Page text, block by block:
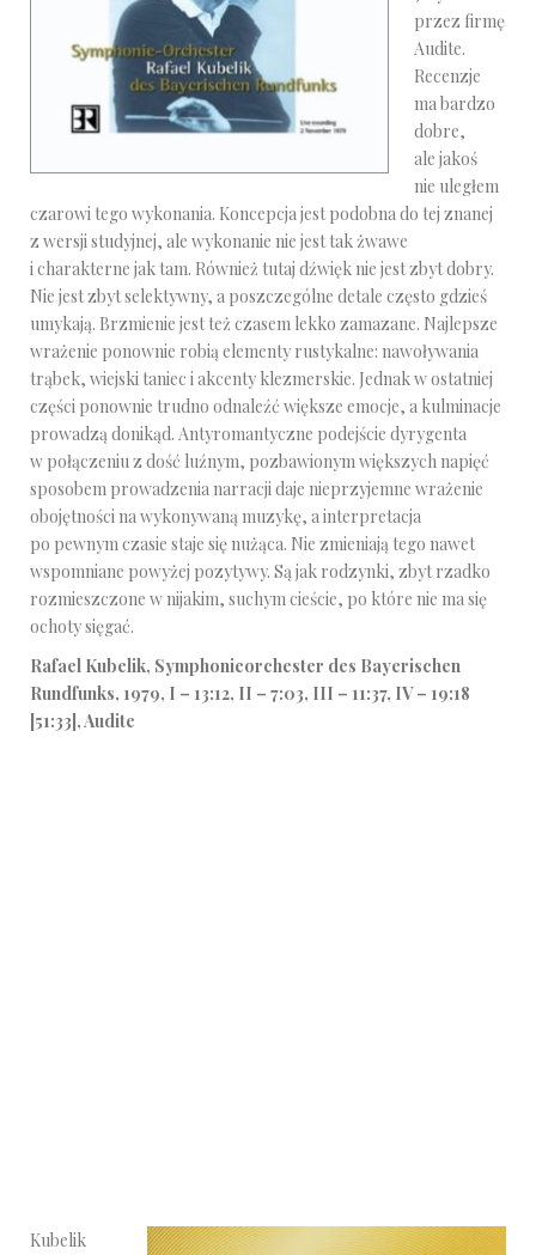
przez firmę
Audite.
Recenzje
ma bardzo
dobre,
ale jakoś
nie uległem
czarowi tego wykonania. Koncepcja jest podobna do tej znanej
z wersji studyjnej, ale wykonanie nie jest tak żwawe
i charakterne jak tam. Również tutaj dźwięk nie jest zbyt dobry.
Nie jest zbyt selektywny, a poszczególne detale często gdzieś
umykają. Brzmienie jest też czasem lekko zamazane. Najlepsze
wrażenie ponownie robią elementy rustykalne: nawoływania
trąbek, wiejski taniec i akcenty klezmerskie. Jednak w ostatniej
części ponownie trudno odnaleźć większe emocje, a kulminacje
prowadzą donikąd. Antyromantyczne podejście dyrygenta
w połączeniu z dość luźnym, pozbawionym większych napięć
sposobem prowadzenia narracji daje nieprzyjemne wrażenie
obojętności na wykonywaną muzykę, a interpretacja
po pewnym czasie staje się nużąca. Nie zmieniają tego nawet
wspomniane powyżej pozytywy. Są jak rodzynki, zbyt rzadko
rozmieszczone w nijakim, suchym cieście, po które nie ma się
ochoty sięgać.
Rafael Kubelik, Symphonieorchester des Bayerischen
Rundfunks, 1979, I – 13:12, II – 7:03, III – 11:37, IV – 19:18
[51:33], Audite
Kubelik